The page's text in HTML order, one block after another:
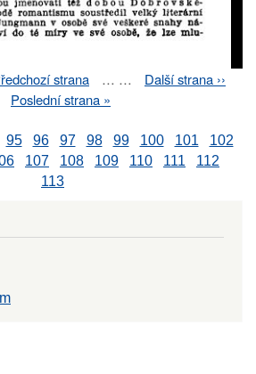
strana … …
Next
Další strana ››
Last
Poslední strana »
95 96 97 98 99 100 101
102
107 108 109 110 111
112
113